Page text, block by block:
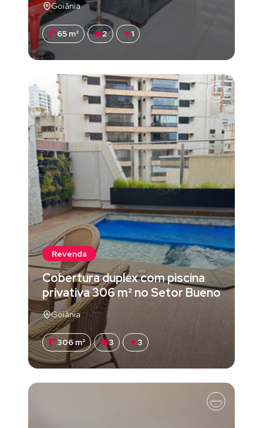
Goiânia
65 m² 2 1
Revenda
Cobertura duplex com piscina
privativa 306 m² no Setor Bueno
Goiânia
306 m² 3 3